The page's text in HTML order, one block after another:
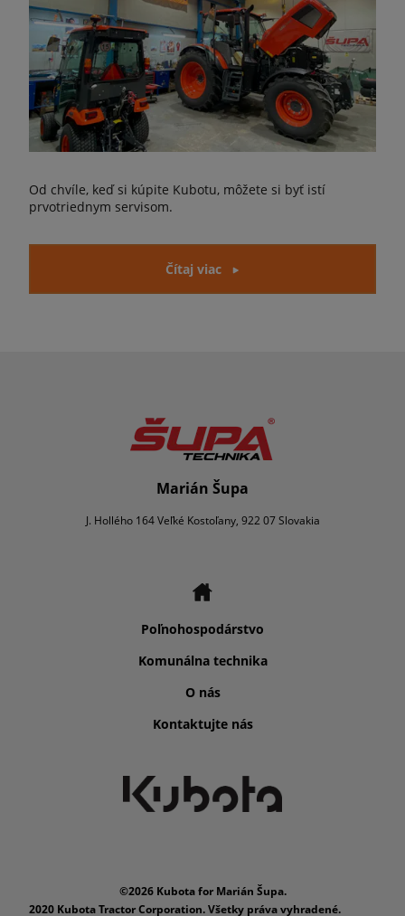
Od chvíle, keď si kúpite Kubotu, môžete si byť istí
prvotriednym servisom.
Čítaj viac
Marián Šupa
J. Hollého 164 Veľké Kostoľany, 922 07 Slovakia
Poľnohospodárstvo
Komunálna technika
O nás
Kontaktujte nás
©2026 Kubota for Marián Šupa.
2020 Kubota Tractor Corporation. Všetky práva vyhradené.